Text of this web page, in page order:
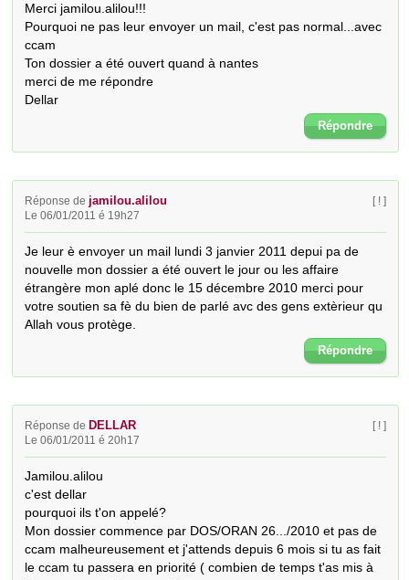
Merci jamilou.alilou!!!
Pourquoi ne pas leur envoyer un mail, c'est pas normal...avec
ccam
Ton dossier a été ouvert quand à nantes
merci de me répondre
Dellar
Répondre
Réponse de jamilou.alilou
Le 06/01/2011 é 19h27
[ ! ]
Je leur è envoyer un mail lundi 3 janvier 2011 depui pa de
nouvelle mon dossier a été ouvert le jour ou les affaire
étrangère mon aplé donc le 15 décembre 2010 merci pour
votre soutien sa fè du bien de parlé avc des gens extèrieur qu
Allah vous protège.
Répondre
Réponse de DELLAR
Le 06/01/2011 é 20h17
[ ! ]
Jamilou.alilou
c'est dellar
pourquoi ils t'on appelé?
Mon dossier commence par DOS/ORAN 26.../2010 et pas de
ccam malheureusement et j'attends depuis 6 mois si tu as fait
le ccam tu passera en priorité ( combien de temps t'as mis à